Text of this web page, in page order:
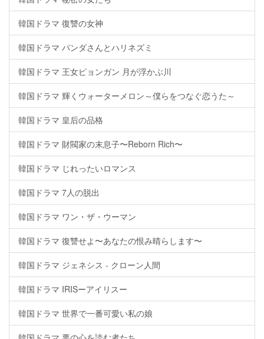
韓国ドラマ 復讐の女神
韓国ドラマ パンダさんとハリネズミ
韓国ドラマ 王女ピョンガン 月が浮かぶ川
韓国ドラマ 輝くウォーターメロン～僕らをつなぐ恋うた～
韓国ドラマ 皇后の品格
韓国ドラマ 財閥家の末息子〜Reborn Rich〜
韓国ドラマ じれったいロマンス
韓国ドラマ 7人の脱出
韓国ドラマ ワン・ザ・ウーマン
韓国ドラマ 復讐せよ〜あなたの恨み晴らします〜
韓国ドラマ ジェネシス - クローン人間
韓国ドラマ IRISーアイリスー
韓国ドラマ 世界で一番可愛い私の娘